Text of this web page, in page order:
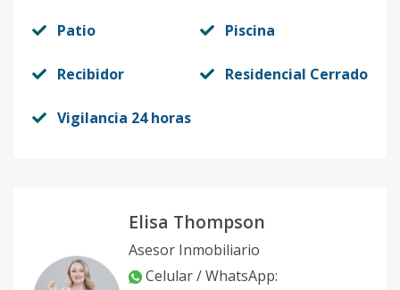
Patio Piscina
Recibidor Residencial Cerrado
Vigilancia 24 horas
Elisa Thompson
Asesor Inmobiliario
Celular / WhatsApp: